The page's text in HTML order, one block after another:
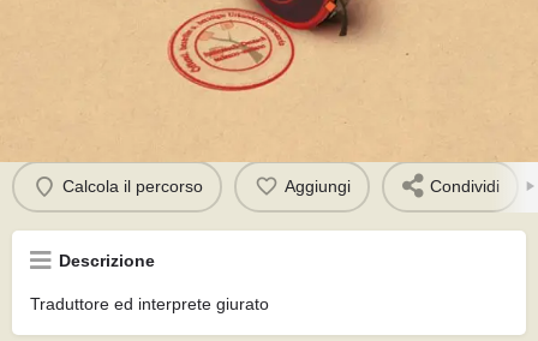
Calcola il percorso Aggiungi Condividi
Descrizione
Traduttore ed interprete giurato